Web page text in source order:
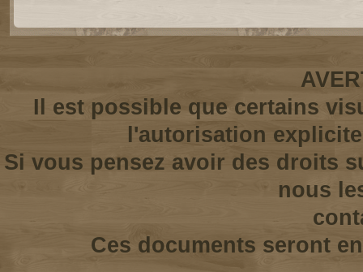
Il est possible que certains
l'autorisation
Si vous pensez avoir des droits
nous
Ces documents seront